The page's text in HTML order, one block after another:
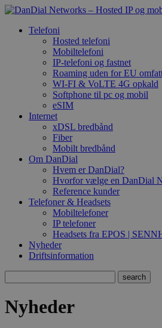
Telefoni
Hosted telefoni
Mobiltelefoni
IP-telefoni og fastnet
Roaming uden for EU
WI-FI & VoLTE 4G opkald
Softphone til pc og mobil
eSIM
Internet
xDSL bredbånd
Fiber
Mobilt bredbånd
Om DanDial
Hvem er DanDial?
Hvorfor vælge en DanDial
Reference kunder
Telefoner & Headsets
Mobiltelefoner
IP telefoner
Headsets fra EPOS |
Nyheder
Driftsinformation
Nyheder